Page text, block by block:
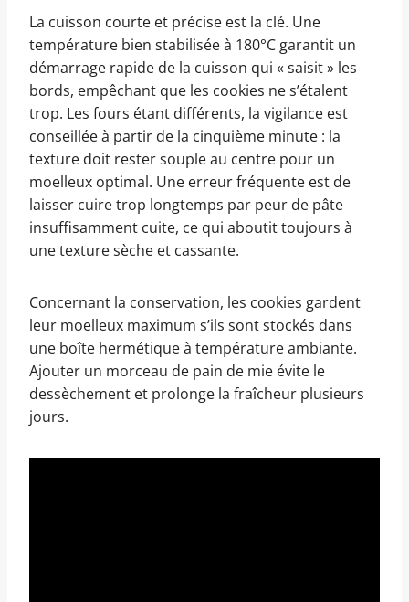
La cuisson courte et précise est la clé. Une
température bien stabilisée à 180°C garantit un
démarrage rapide de la cuisson qui « saisit » les
bords, empêchant que les cookies ne s’étalent
trop. Les fours étant différents, la vigilance est
conseillée à partir de la cinquième minute : la
texture doit rester souple au centre pour un
moelleux optimal. Une erreur fréquente est de
laisser cuire trop longtemps par peur de pâte
insuffisamment cuite, ce qui aboutit toujours à
une texture sèche et cassante.
Concernant la conservation, les cookies gardent
leur moelleux maximum s’ils sont stockés dans
une boîte hermétique à température ambiante.
Ajouter un morceau de pain de mie évite le
dessèchement et prolonge la fraîcheur plusieurs
jours.